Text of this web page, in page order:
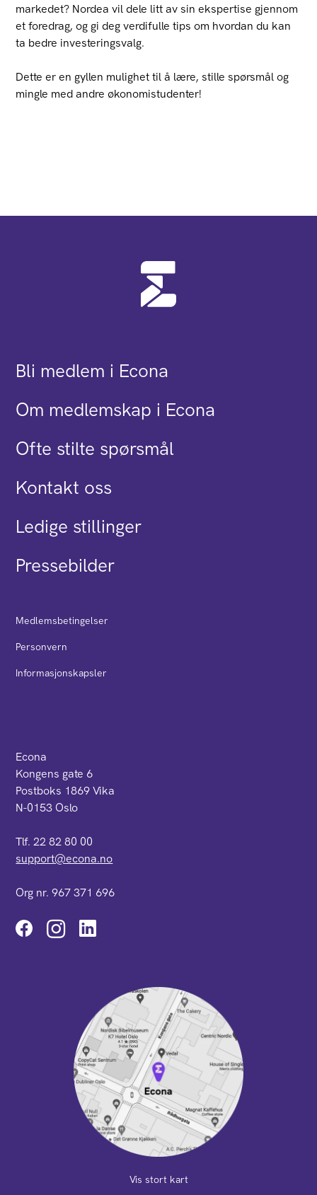
markedet? Nordea vil dele litt av sin ekspertise gjennom
et foredrag, og gi deg verdifulle tips om hvordan du kan
ta bedre investeringsvalg.
Dette er en gyllen mulighet til å lære, stille spørsmål og
mingle med andre økonomistudenter!
Bli medlem i Econa
Om medlemskap i Econa
Ofte stilte spørsmål
Kontakt oss
Ledige stillinger
Pressebilder
Medlemsbetingelser
Personvern
Informasjonskapsler
Econa
Kongens gate 6
Postboks 1869 Vika
N-0153 Oslo
Tlf. 22 82 80 00
support@econa.no
Org nr. 967 371 696
Instagram
Vis stort kart